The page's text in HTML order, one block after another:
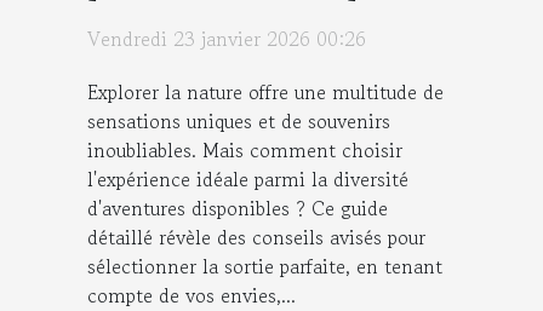
Vendredi 23 janvier 2026 00:26
Explorer la nature offre une multitude de
sensations uniques et de souvenirs
inoubliables. Mais comment choisir
l'expérience idéale parmi la diversité
d'aventures disponibles ? Ce guide
détaillé révèle des conseils avisés pour
sélectionner la sortie parfaite, en tenant
compte de vos envies,...